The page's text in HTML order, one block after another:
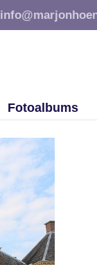
Fotoalbums